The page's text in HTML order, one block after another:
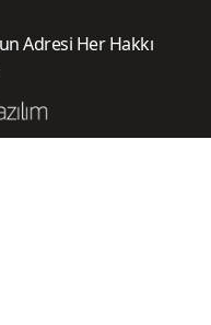
Adresi Her Hakkı